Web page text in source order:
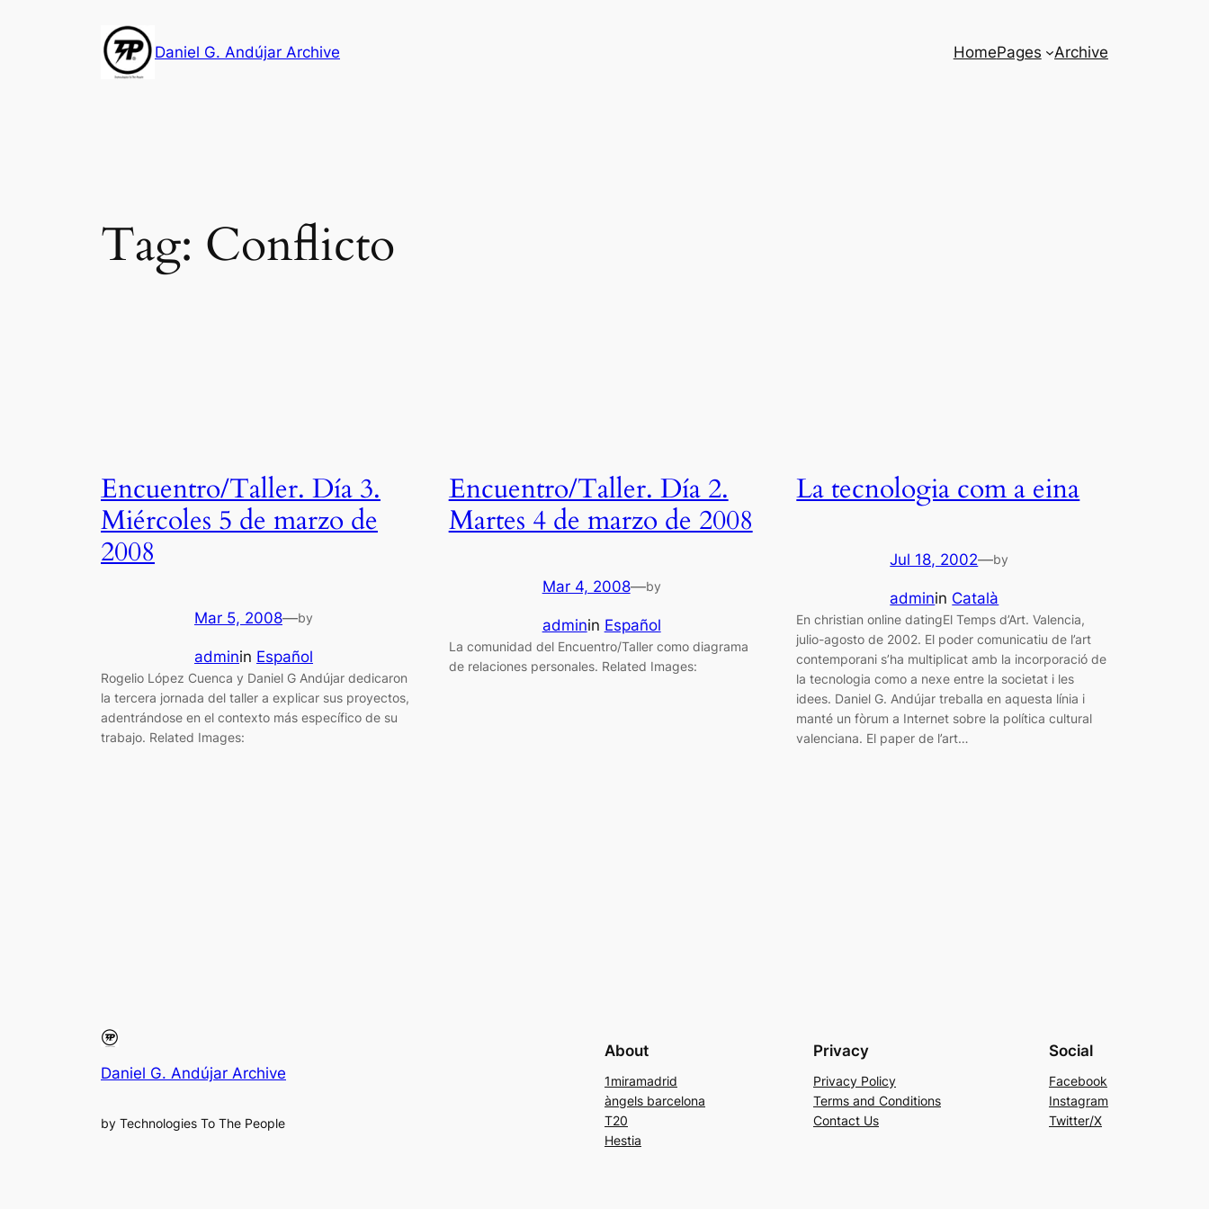
Daniel G. Andújar Archive HomePages Archive
Tag: Conflicto
Encuentro/Taller. Día 3.
Miércoles 5 de marzo de
2008
Mar 5, 2008—by
adminin Español
Rogelio López Cuenca y Daniel G Andújar dedicaron
la tercera jornada del taller a explicar sus proyectos,
adentrándose en el contexto más específico de su
trabajo. Related Images:
Encuentro/Taller. Día 2.
Martes 4 de marzo de 2008
Mar 4, 2008—by
adminin Español
La comunidad del Encuentro/Taller como diagrama
de relaciones personales. Related Images:
La tecnologia com a eina
Jul 18, 2002—by
adminin Català
En christian online datingEl Temps d’Art. Valencia,
julio-agosto de 2002. El poder comunicatiu de l’art
contemporani s’ha multiplicat amb la incorporació de
la tecnologia como a nexe entre la societat i les
idees. Daniel G. Andújar treballa en aquesta línia i
manté un fòrum a Internet sobre la política cultural
valenciana. El paper de l’art…
Daniel G. Andújar Archive
by Technologies To The People
About
1miramadrid
àngels barcelona
T20
Hestia
Privacy
Privacy Policy
Terms and Conditions
Contact Us
Social
Facebook
Instagram
Twitter/X